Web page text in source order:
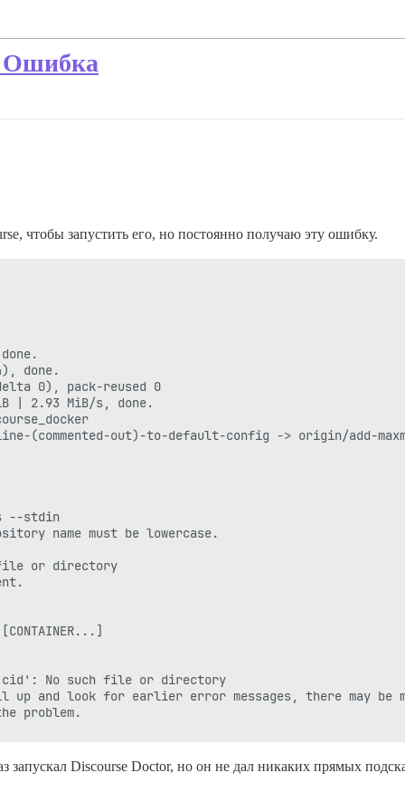
Ошибка
чтобы запустить его, но постоянно получаю эту ошибку.
done.
0), pack-reused 0
| 2.93 MiB/s, done.
(commented-out)-to-default-config -> origin/add-
--stdin
name must be lowercase.
file or directory
No such file or directory
up and look for earlier error messages, there may be
Discourse Doctor, но он не дал никаких прямых